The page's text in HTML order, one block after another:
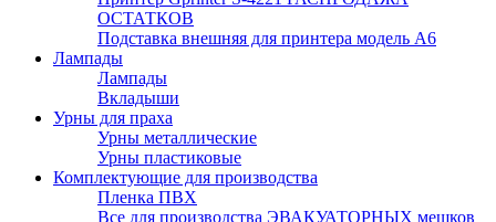
ОСТАТКОВ
Подставка внешняя для принтера модель А6
Лампады
Лампады
Вкладыши
Урны для праха
Урны металлические
Урны пластиковые
Комплектующие для производства
Пленка ПВХ
Все для производства ЭВАКУАТОРНЫХ мешков